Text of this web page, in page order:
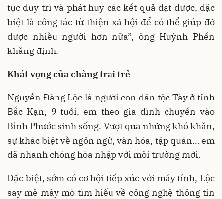
tục duy trì và phát huy các kết quả đạt được, đặc
biệt là công tác từ thiện xã hội để có thể giúp đỡ
được nhiều người hơn nữa”, ông Huỳnh Phến
khẳng định.
Khát vọng của chàng trai trẻ
Nguyễn Đăng Lộc là người con dân tộc Tày ở tỉnh
Bắc Kạn, 9 tuổi, em theo gia đình chuyển vào
Bình Phước sinh sống. Vượt qua những khó khăn,
sự khác biệt về ngôn ngữ, văn hóa, tập quán… em
đã nhanh chóng hòa nhập với môi trường mới.
Đặc biệt, sớm có cơ hội tiếp xúc với máy tính, Lộc
say mê mày mò tìm hiểu về công nghệ thông tin